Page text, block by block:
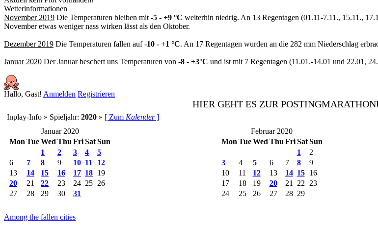
Wetterinformationen
November 2019 Die Temperaturen bleiben mit -5 - +9 °C weiterhin niedrig. An 13 Regentagen (01.11-7.11., 15.11.,
November etwas weniger nass wirken lässt als den Oktober.
Dezember 2019 Die Temperaturen fallen auf-10 - +1 °C. An 17 Regentagen wurden an die 282 mm Niederschlag
Januar 2020 Der Januar beschert uns Temperaturen von -8 - +3°C und ist mit 7 Regentagen (11.01.-14.01 und 22.01,
Hallo, Gast! Anmelden Registrieren
HIER GEHT ES ZUR
Inplay-Info » Spieljahr: 2020 » [ Zum Kalender]
Januar 2020
Mon TueWed Thu FriSatSun
1
2 3 4
5
6
7 8 9 10 11
12
13
14 15 16 17 18 19
20
21 22 23 24 25 26
27
28 29 30 31
Februar 2020
Mon Tue Wed Thu Fri Sat Sun
1
2
3
4 5 6 7 8
9
10
11 12 13 14 15
16
17
18 19 20 21 22
23
24
25 26 27 28 29
Among the fallen cities